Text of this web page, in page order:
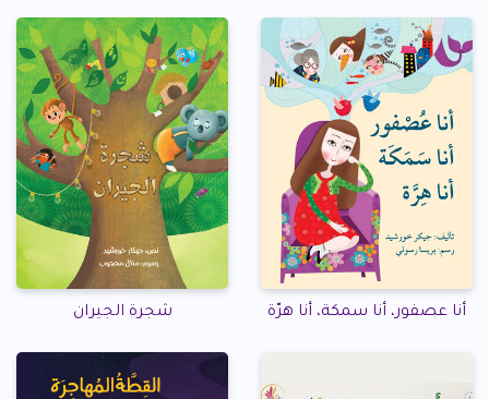
أنا عصفور، أنا سمكة، أنا هرّة شجرة الجيران